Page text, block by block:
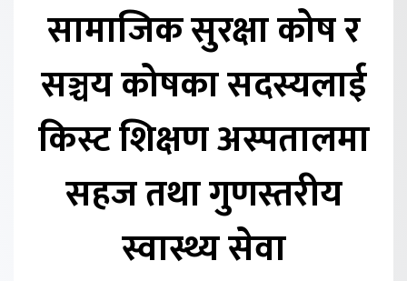
सामाजिक सुरक्षा कोष र
सञ्चय कोषका सदस्यलाई
किस्ट शिक्षण अस्पतालमा
सहज तथा गुणस्तरीय
स्वास्थ्य सेवा